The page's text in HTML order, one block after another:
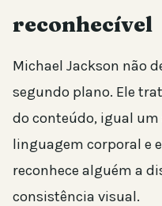
reconhecível
Michael Jackson não
segundo plano. Ele
do conteúdo, igual
linguagem corporal e
reconhece alguém a
consistência visual.